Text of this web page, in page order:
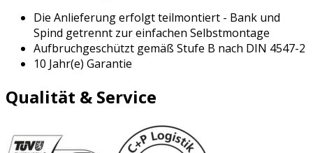
Die Anlieferung erfolgt teilmontiert - Bank und
Spind getrennt zur einfachen Selbstmontage
Aufbruchgeschützt gemäß Stufe B nach DIN 4547-2
10 Jahr(e) Garantie
Qualität & Service